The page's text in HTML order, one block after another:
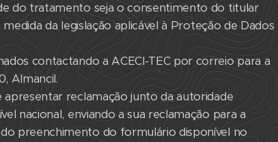
do tratamento seja o consentimento do titular
da legislação aplicável à Proteção de Dados
contactando a ACECI-TEC por correio para a
Almancil.
reclamação junto da autoridade
nacional, enviando a sua reclamação para a
preenchimento do formulário disponível no